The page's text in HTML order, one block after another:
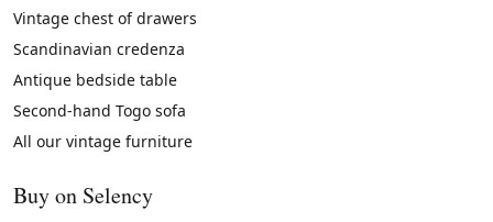
Vintage chest of drawers
Scandinavian credenza
Antique bedside table
Second-hand Togo sofa
All our vintage furniture
Buy on Selency